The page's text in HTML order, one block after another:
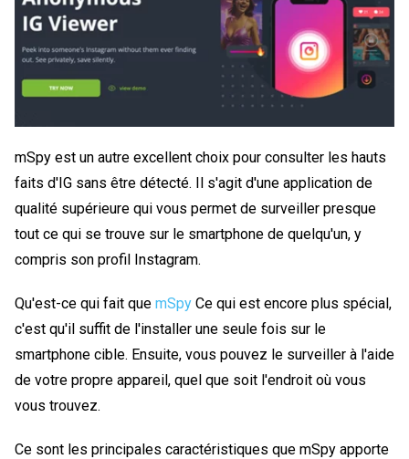
mSpy est un autre excellent choix pour consulter les hauts
faits d'IG sans être détecté. Il s'agit d'une application de
qualité supérieure qui vous permet de surveiller presque
tout ce qui se trouve sur le smartphone de quelqu'un, y
compris son profil Instagram.
Qu'est-ce qui fait que mSpy Ce qui est encore plus spécial,
c'est qu'il suffit de l'installer une seule fois sur le
smartphone cible. Ensuite, vous pouvez le surveiller à l'aide
de votre propre appareil, quel que soit l'endroit où vous
vous trouvez.
Ce sont les principales caractéristiques que mSpy apporte